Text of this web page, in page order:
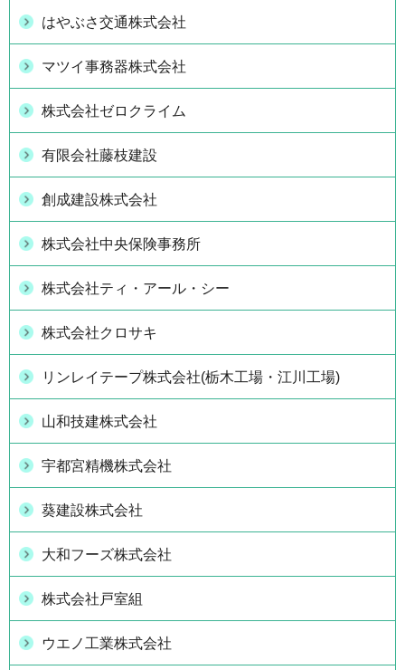
はやぶさ交通株式会社
マツイ事務器株式会社
株式会社ゼロクライム
有限会社藤枝建設
創成建設株式会社
株式会社中央保険事務所
株式会社ティ・アール・シー
株式会社クロサキ
リンレイテープ株式会社(栃木工場・江川工場)
山和技建株式会社
宇都宮精機株式会社
葵建設株式会社
大和フーズ株式会社
株式会社戸室組
ウエノ工業株式会社